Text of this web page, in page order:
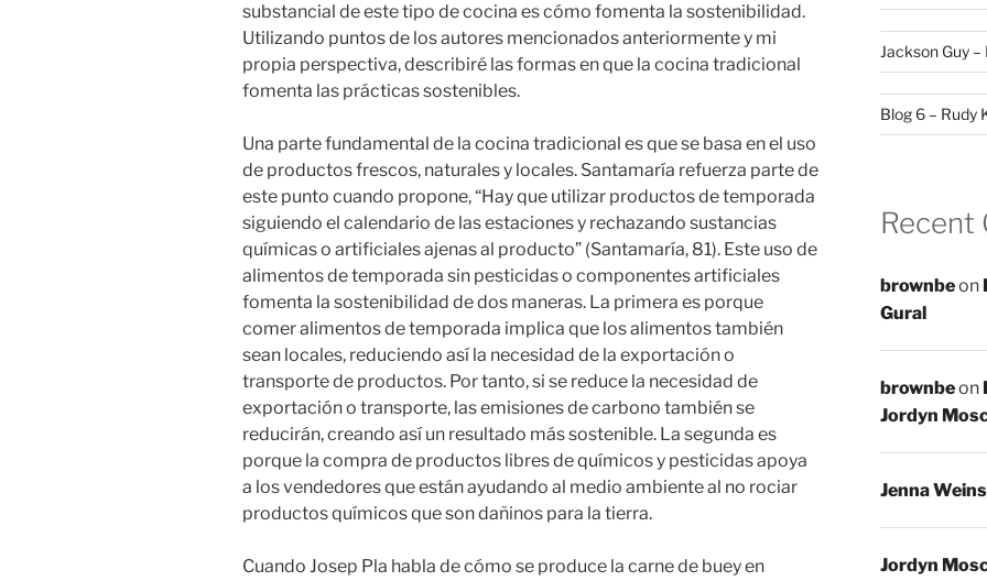
substancial de este tipo de cocina es cómo fomenta la sostenibilidad.
Utilizando puntos de los autores mencionados anteriormente y mi
propia perspectiva, describiré las formas en que la cocina tradicional
fomenta las prácticas sostenibles.
Una parte fundamental de la cocina tradicional es que se basa en el uso
de productos frescos, naturales y locales. Santamaría refuerza parte de
este punto cuando propone, “Hay que utilizar productos de temporada
siguiendo el calendario de las estaciones y rechazando sustancias
químicas o artificiales ajenas al producto” (Santamaría, 81). Este uso de
alimentos de temporada sin pesticidas o componentes artificiales
fomenta la sostenibilidad de dos maneras. La primera es porque
comer alimentos de temporada implica que los alimentos también
sean locales, reduciendo así la necesidad de la exportación o
transporte de productos. Por tanto, si se reduce la necesidad de
exportación o transporte, las emisiones de carbono también se
reducirán, creando así un resultado más sostenible. La segunda es
porque la compra de productos libres de químicos y pesticidas apoya
a los vendedores que están ayudando al medio ambiente al no rociar
productos químicos que son dañinos para la tierra.
Cuando Josep Pla habla de cómo se produce la carne de buey en
Jackson Guy –
Blog 6 – Rudy
Recent
brownbeon
Gural
brownbeon
Jordyn
Jenna
Jordyn